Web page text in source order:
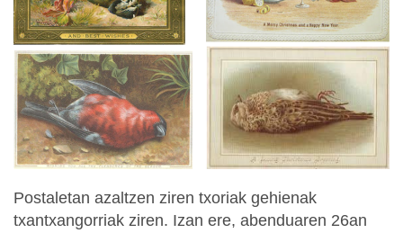
Postaletan azaltzen ziren txoriak gehienak
txantxangorriak ziren. Izan ere, abenduaren 26an